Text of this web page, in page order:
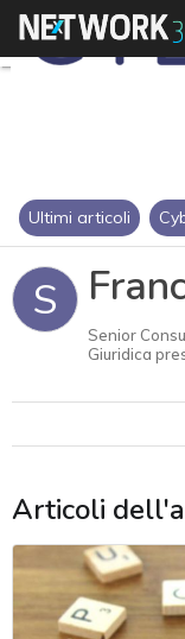
Ultimi articoli
S
Senior
Giuridica
Articoli